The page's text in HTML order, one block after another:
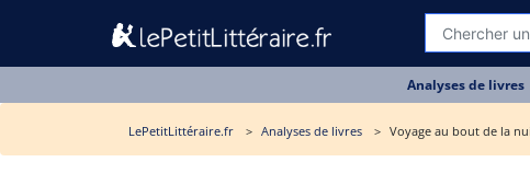
Analyses de livres
LePetitLittéraire.fr Analyses de livres Voyage au bout de la